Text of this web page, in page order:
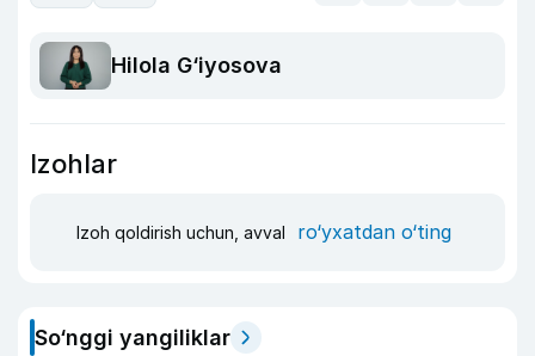
Hilola G‘iyosova
Izohlar
Izoh qoldirish uchun, avval ro‘yxatdan o‘ting
So‘nggi yangiliklar